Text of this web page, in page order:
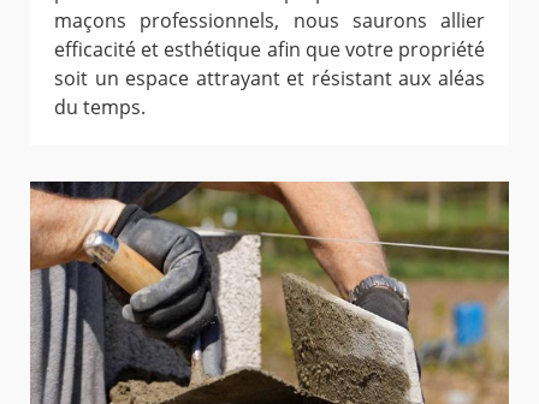
maçons professionnels, nous saurons allier
efficacité et esthétique afin que votre propriété
soit un espace attrayant et résistant aux aléas
du temps.